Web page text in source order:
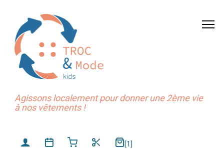
Agissons localement pour donner une 2ème vie
à nos vêtements !
[1]